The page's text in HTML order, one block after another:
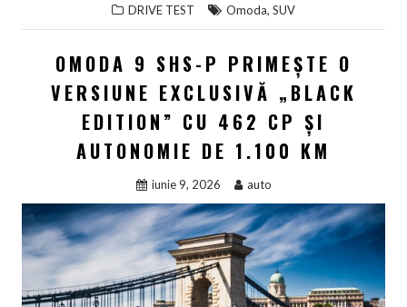
DRIVE TEST Omoda, SUV
OMODA 9 SHS-P PRIMEȘTE O
VERSIUNE EXCLUSIVĂ „BLACK
EDITION” CU 462 CP ȘI
AUTONOMIE DE 1.100 KM
iunie 9, 2026 auto